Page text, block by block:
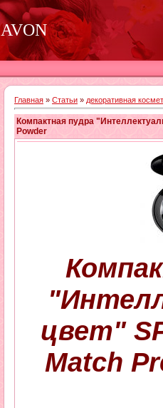
AVON
Главная » Статьи » декоративная
Компактная пудра
Powder
цвет"
Match